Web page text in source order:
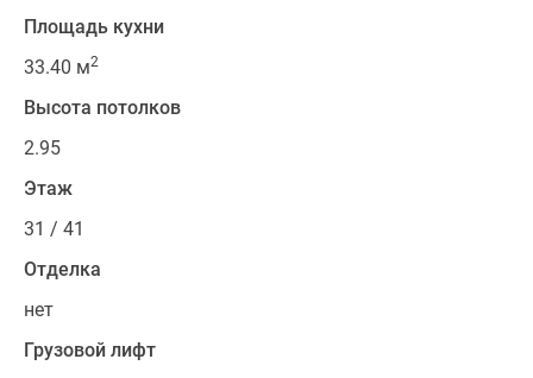
Площадь кухни
33.40 м2
Высота потолков
2.95
Этаж
31 / 41
Отделка
нет
Грузовой лифт